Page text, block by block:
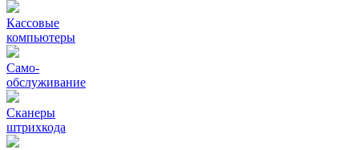
Кассовые
компьютеры
Само-
обслуживание
Сканеры
штрихкода